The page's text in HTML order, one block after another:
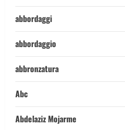
abbordaggi
abbordaggio
abbronzatura
Abc
Abdelaziz Mojarme